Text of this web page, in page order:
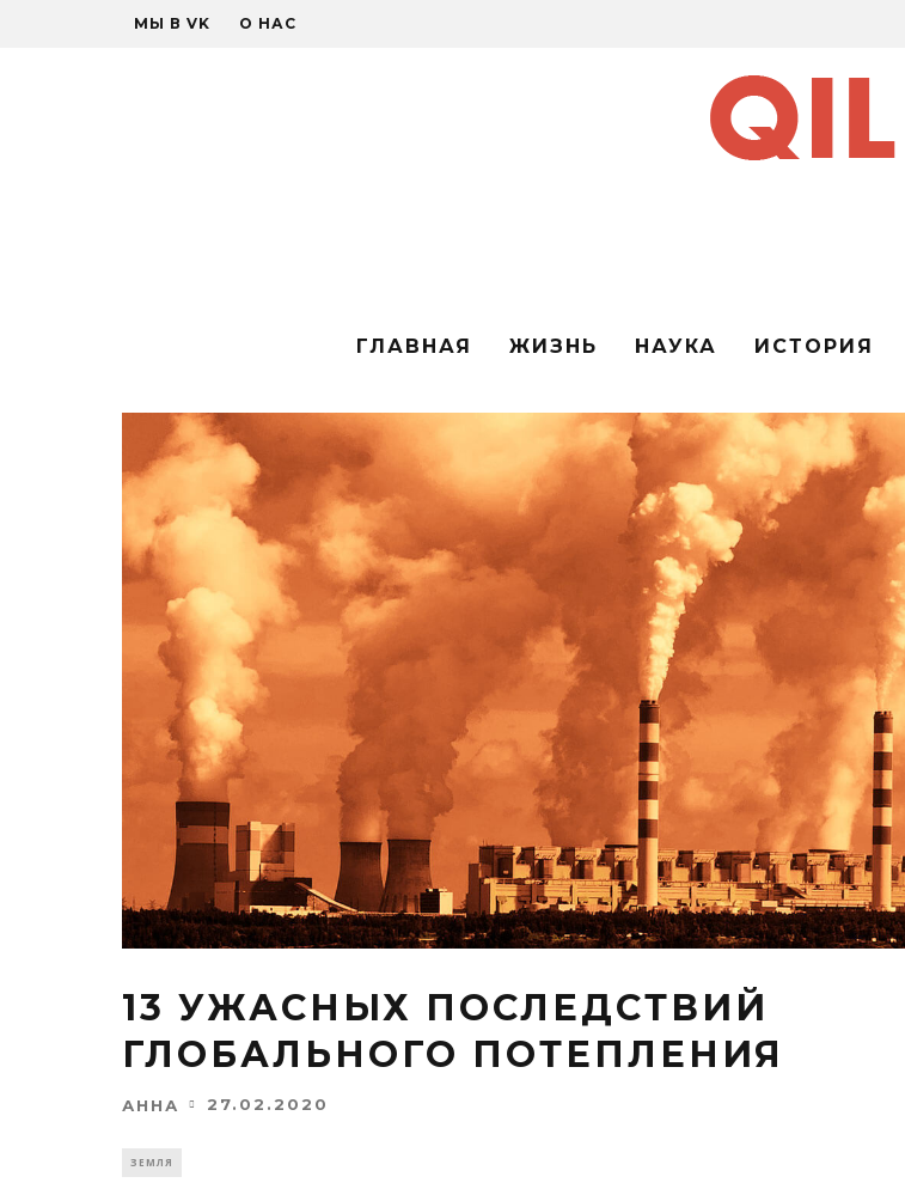
МЫ В VK О НАС
ГЛАВНАЯ ЖИЗНЬ НАУКА ИСТОРИЯ
13 УЖАСНЫХ ПОСЛЕДСТВИЙ
ГЛОБАЛЬНОГО ПОТЕПЛЕНИЯ
АННА 27.02.2020
ЗЕМЛЯ